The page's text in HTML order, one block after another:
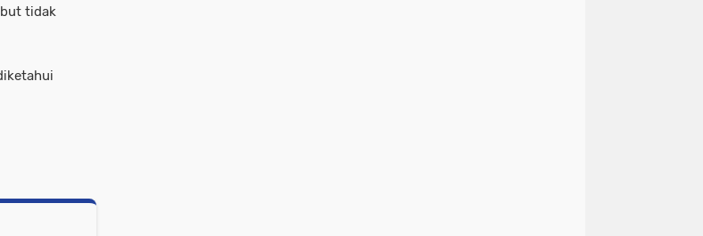
tidak